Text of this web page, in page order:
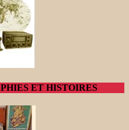
ET HISTOIRES